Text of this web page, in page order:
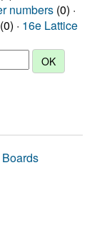
numbers (0) ·
(0) · 16e Lattice